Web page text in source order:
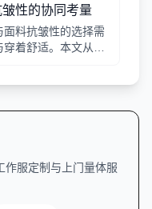
性的协同考量
料抗皱性的选择需
着舒适。本文从领
作服定制与上门量体服